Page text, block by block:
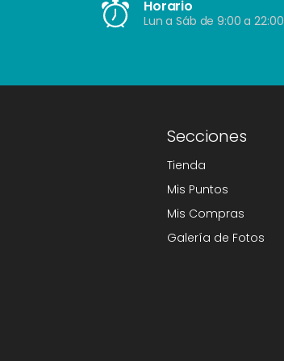
Horario
Lun a Sáb de 9:00 a 22:00
Secciones
Tienda
Mis Puntos
Mis Compras
Galería de Fotos